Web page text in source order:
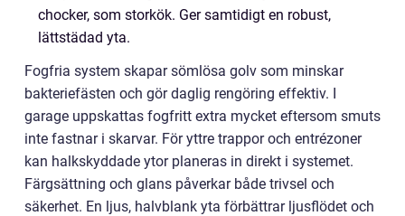
chocker, som storkök. Ger samtidigt en robust,
lättstädad yta.
Fogfria system skapar sömlösa golv som minskar
bakteriefästen och gör daglig rengöring effektiv. I
garage uppskattas fogfritt extra mycket eftersom smuts
inte fastnar i skarvar. För yttre trappor och entrézoner
kan halkskyddade ytor planeras in direkt i systemet.
Färgsättning och glans påverkar både trivsel och
säkerhet. En ljus, halvblank yta förbättrar ljusflödet och